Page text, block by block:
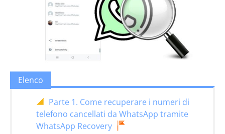
Elenco
Parte 1. Come recuperare i numeri di
telefono cancellati da WhatsApp tramite
WhatsApp Recovery